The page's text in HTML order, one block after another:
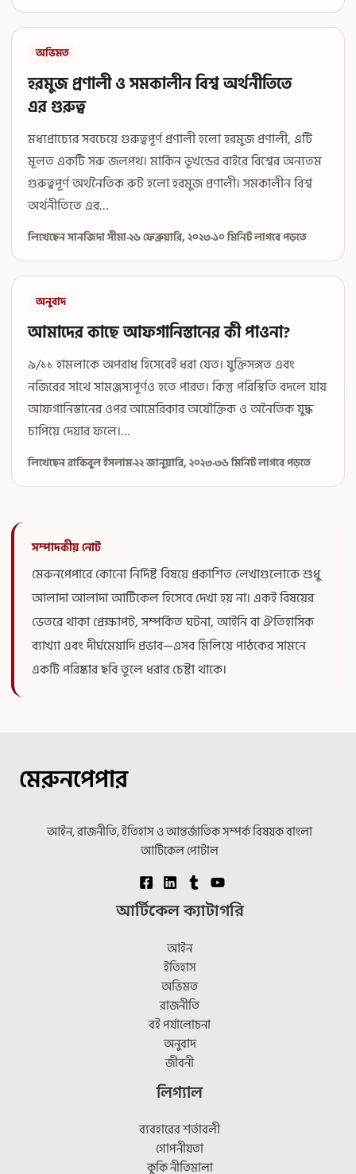
অভিমত
হরমুজ প্রণালী ও সমকালীন বিশ্ব অর্থনীতিতে
এর গুরুত্ব
মধ্যপ্রাচ্যের সবচেয়ে গুরুত্বপূর্ণ প্রণালী হলো হরমুজ প্রণালী, এটি
মূলত একটি সরু জলপথ। মার্কিন ভূখন্ডের বাইরে বিশ্বের অন্যতম
গুরুত্বপূর্ণ অর্থনৈতিক রুট হলো হরমুজ প্রণালী। সমকালীন বিশ্ব
অর্থনীতিতে এর…
লিখেছেন সানজিদা সীমা·২৬ ফেব্রুয়ারি, ২০২৩·১০ মিনিট লাগবে পড়তে
অনুবাদ
আমাদের কাছে আফগানিস্তানের কী পাওনা?
৯/১১ হামলাকে অপরাধ হিসেবেই ধরা যেত। যুক্তিসঙ্গত এবং
নজিরের সাথে সামঞ্জস্যপূর্ণও হতে পারত। কিন্তু পরিস্থিতি বদলে যায়
আফগানিস্তানের ওপর আমেরিকার অযৌক্তিক ও অনৈতিক যুদ্ধ
চাপিয়ে দেয়ার ফলে।…
লিখেছেন রাকিবুল ইসলাম·২২ জানুয়ারি, ২০২৩·৩৬ মিনিট লাগবে পড়তে
সম্পাদকীয় নোট
মেরুনপেপারে কোনো নির্দিষ্ট বিষয়ে প্রকাশিত লেখাগুলোকে শুধু
আলাদা আলাদা আর্টিকেল হিসেবে দেখা হয় না। একই বিষয়ের
ভেতরে থাকা প্রেক্ষাপট, সম্পর্কিত ঘটনা, আইনি বা ঐতিহাসিক
ব্যাখ্যা এবং দীর্ঘমেয়াদি প্রভাব—এসব মিলিয়ে পাঠকের সামনে
একটি পরিষ্কার ছবি তুলে ধরার চেষ্টা থাকে।
মেরুনপেপার
আইন, রাজনীতি, ইতিহাস ও আন্তর্জাতিক সম্পর্ক বিষয়ক বাংলা
আর্টিকেল পোর্টাল
আর্টিকেল ক্যাটাগরি
আইন
ইতিহাস
অভিমত
রাজনীতি
বই পর্যালোচনা
অনুবাদ
জীবনী
লিগ্যাল
ব্যবহারের শর্তাবলী
গোপনীয়তা
কুকি নীতিমালা